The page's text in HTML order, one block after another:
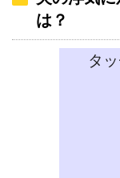
は？
タ